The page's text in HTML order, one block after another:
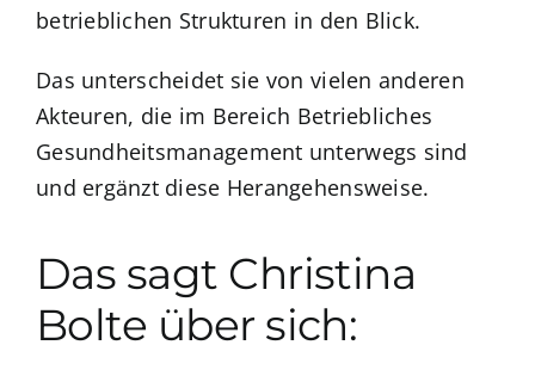
betrieblichen Strukturen in den Blick.
Das unterscheidet sie von vielen anderen
Akteuren, die im Bereich Betriebliches
Gesundheitsmanagement unterwegs sind
und ergänzt diese Herangehensweise.
Das sagt Christina
Bolte über sich: